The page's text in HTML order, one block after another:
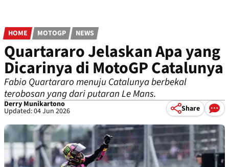
HOME MOTOGP NEWS
Quartararo Jelaskan Apa yang
Dicarinya di MotoGP Catalunya
Fabio Quartararo menuju Catalunya berbekal
terobosan yang dari putaran Le Mans.
Derry Munikartono
Updated: 04 Jun 2026 Share